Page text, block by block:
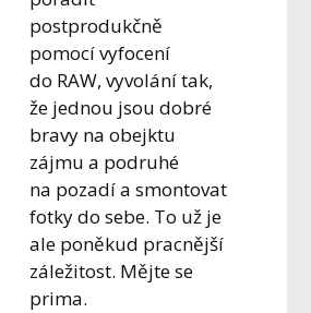
postprodukčně
pomocí vyfocení
do RAW, vyvolání tak,
že jednou jsou dobré
bravy na obejktu
zájmu a podruhé
na pozadí a smontovat
fotky do sebe. To už je
ale poněkud pracnější
záležitost. Mějte se
prima.